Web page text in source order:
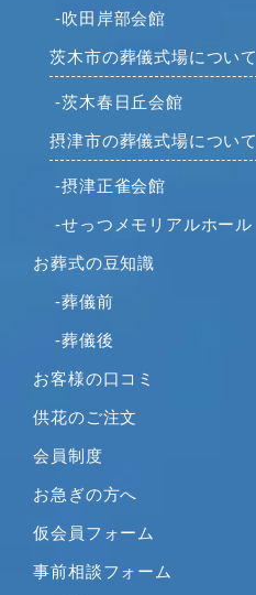
-吹田岸部会館
茨木市の葬儀式場について
-茨木春日丘会館
摂津市の葬儀式場について
-摂津正雀会館
-せっつメモリアルホール
お葬式の豆知識
-葬儀前
-葬儀後
お客様の口コミ
供花のご注文
会員制度
お急ぎの方へ
仮会員フォーム
事前相談フォーム